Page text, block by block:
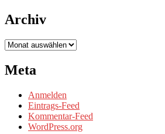
Archiv
Archiv
Meta
Anmelden
Eintrags-Feed
Kommentar-Feed
WordPress.org